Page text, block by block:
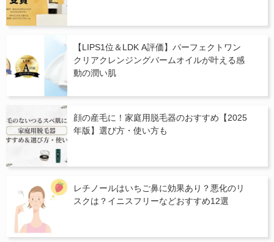
【LIPS1位＆LDK A評価】パーフェクトワン
クリアクレンジングバームオイルが叶える感
動の潤い肌
顔の産毛に！家庭用脱毛器のおすすめ【2025
年版】選び方・使い方も
レチノールはいちご鼻に効果あり？悪化のリ
スクは？イニスフリーなどおすすめ12選